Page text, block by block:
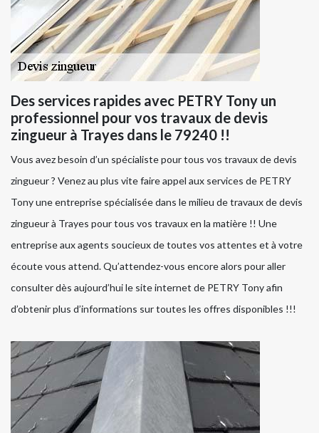
Des services rapides avec PETRY Tony un
professionnel pour vos travaux de devis
zingueur à Trayes dans le 79240 !!
Vous avez besoin d’un spécialiste pour tous vos travaux de devis
zingueur ? Venez au plus vite faire appel aux services de PETRY
Tony une entreprise spécialisée dans le milieu de travaux de devis
zingueur à Trayes pour tous vos travaux en la matière !! Une
entreprise aux agents soucieux de toutes vos attentes et à votre
écoute vous attend. Qu’attendez-vous encore alors pour aller
consulter dès aujourd’hui le site internet de PETRY Tony afin
d’obtenir plus d’informations sur toutes les offres disponibles !!!